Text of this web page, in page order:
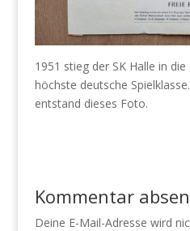
1951 stieg der SK Halle in
höchste deutsche
entstand dieses Foto.
Kommentar
Deine E-Mail-Adresse wird